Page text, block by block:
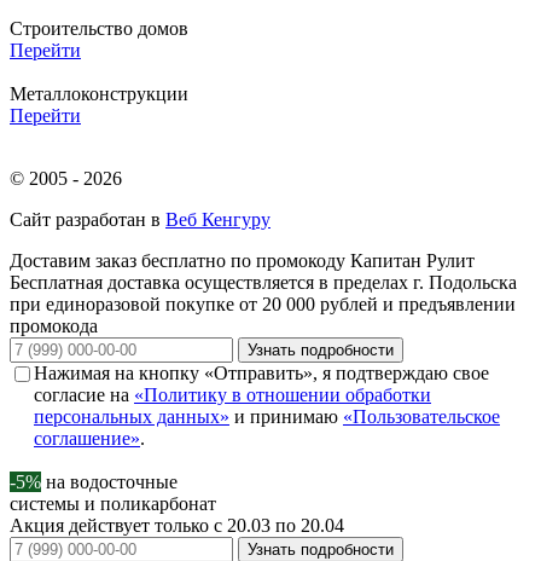
Строительство домов
Перейти
Металлоконструкции
Перейти
© 2005 - 2026
Сайт разработан в Веб Кенгуру
Доставим заказ бесплатно по промокоду Капитан Рулит
Бесплатная доставка осуществляется в пределах г. Подольска
при единоразовой покупке от 20 000 рублей и предъявлении
промокода
Узнать подробности
Нажимая на кнопку «Отправить», я подтверждаю свое
согласие на «Политику в отношении обработки
персональных данных» и принимаю «Пользовательское
соглашение».
-5% на водосточные
системы и поликарбонат
Акция действует только с 20.03 по 20.04
Узнать подробности